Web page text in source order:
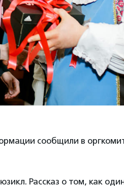
сообщили в
Рассказ о том, как